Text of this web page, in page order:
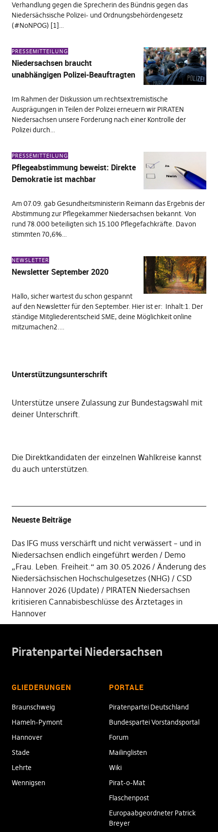
Verhandlung gegen die Sprecherin des Bündnis gegen das
Niedersächsische Polizei- und Ordnungsbehördengesetz
(#NoNPOG) [1]…
PRESSEMITTEILUNG
Niedersachsen braucht
unabhängigen Polizei-Beauftragten
Im Rahmen der Diskussion um rechtsextremistische
Ausprägungen in Teilen der Polizei erneuern wir PIRATEN
Niedersachsen unsere Forderung nach einer Kontrolle der
Polizei durch…
PRESSEMITTEILUNG
Pflegeabstimmung beweist: Direkte
Demokratie ist machbar
Am 07.09. gab Gesundheitsministerin Reimann das Ergebnis der
Abstimmung zur Pflegekammer Niedersachsen bekannt. Von
rund 78.000 beteiligten sich 15.100 Pflegefachkräfte. Davon
stimmten 70,6%…
NEWSLETTER
Newsletter September 2020
Hallo, sicher wartest du schon gespannt
auf den Newsletter für den September. Hier ist er: Inhalt:1. Der
ständige Mitgliederentscheid SME, deine Möglichkeit online
mitzumachen2.…
Unterstützungsunterschrift
Unterstütze unsere Zulassung zur Bundestagswahl mit
deiner Unterschrift.
Die Direktkandidaten der einzelnen Wahlkreise kannst
du auch unterstützen.
Neueste Beiträge
Das IFG muss verschärft und nicht verwässert – und in
Niedersachsen endlich eingeführt werden
Demo
„Frau. Leben. Freiheit.“ am 30.05.2026
Änderung des
Niedersächsischen Hochschulgesetzes (NHG)
CSD
Hannover 2026 (Update)
PIRATEN Niedersachsen
kritisieren Cannabisbeschlüsse des Ärztetages in
Hannover
Piratenpartei Niedersachsen
GLIEDERUNGEN
Braunschweig
Hameln-Pymont
Hannover
Stade
Lehrte
Wennigsen
PORTALE
Piratenpartei Deutschland
Bundespartei Vorstandsportal
Forum
Mailinglisten
Wiki
Pirat-o-Mat
Flaschenpost
Europaabgeordneter Patrick
Breyer